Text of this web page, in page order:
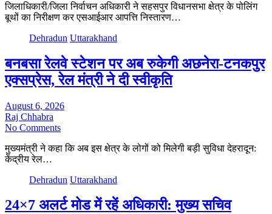
जिलाधिकारी/जिला निर्वाचन अधिकारी ने सहसपुर विधानसभा क्षेत्र के पोलिंग
बूथों का निरीक्षण कर एसआईआर आपत्ति निस्तारण…
Dehradun Uttarakhand
बनबसा रेलवे स्टेशन पर अब रुकेगी अछनेरा-टनकपुर
एक्सप्रेस, रेल मंत्री ने दी स्वीकृति
August 6, 2026
Raj Chhabra
No Comments
मुख्यमंत्री ने कहा कि अब इस क्षेत्र के लोगों को मिलेगी बड़ी सुविधा देहरादून:
केंद्रीय रेल…
Dehradun Uttarakhand
24×7 अलर्ट मोड में रहें अधिकारी: मुख्य सचिव